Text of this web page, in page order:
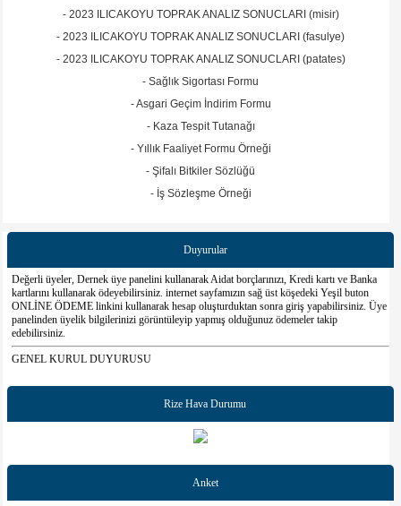
Duyurular
Değerli üyeler, Dernek üye panelini kullanarak Aidat borçlarınızı, Kredi kartı ve Banka
kartlarını kullanarak ödeyebilirsiniz. internet sayfamızın sağ üst köşedeki Yeşil buton
ONLİNE ÖDEME linkini kullanarak hesap oluşturduktan sonra giriş yapabilirsiniz. Üye
panelinden üyelik bilgilerinizi görüntüleyip yapmış olduğunuz ödemeler takip
edebilirsiniz.
GENEL KURUL DUYURUSU
Derneğimizin seçimli olağan Genel Kurulu 11 Ocak 2026 Pazar günü Bahçelievler
01/10/2008 tarihli ve 30552 sayili Resm Gazete'de yayımlanan Dernekler Yonetmeliginin
ve sistemdeki kişi listelerinin güncellenmesi gerekmektedir.Üye bilgilerinin iletilmemesi
veya yıllık aidatın ödenmemesi durumunda Dernek Tüzüğünün ilgili Maddesi gereği
Rize Hava Durumu
Anket
- 2023 ILICAKOYU TOPRAK ANALIZ SONUCLARI (misir)
- 2023 ILICAKOYU TOPRAK ANALIZ SONUCLARI (fasulye)
- 2023 ILICAKOYU TOPRAK ANALIZ SONUCLARI (patates)
- Sağlık Sigortası Formu
- Asgari Geçim İndirim Formu
- Kaza Tespit Tutanağı
- Yıllık Faaliyet Formu Örneği
- Şifalı Bitkiler Sözlüğü
- İş Sözleşme Örneği